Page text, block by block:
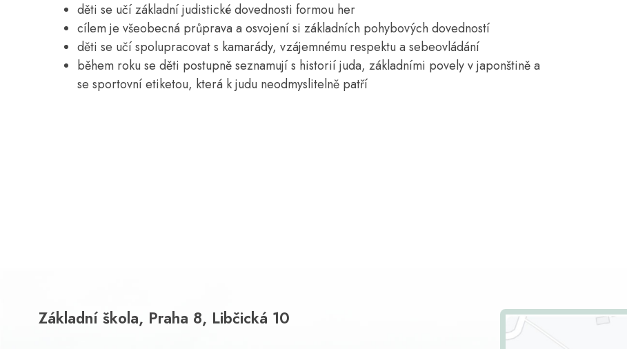
děti se učí základní judistické dovednosti formou her
cílem je všeobecná průprava a osvojení si základních pohybových dovedností
děti se učí spolupracovat s kamarády, vzájemnému respektu a sebeovládání
během roku se děti postupně seznamují s historií juda, základními povely v japonštině a
se sportovní etiketou, která k judu neodmyslitelně patří
Základní škola, Praha 8, Libčická 10